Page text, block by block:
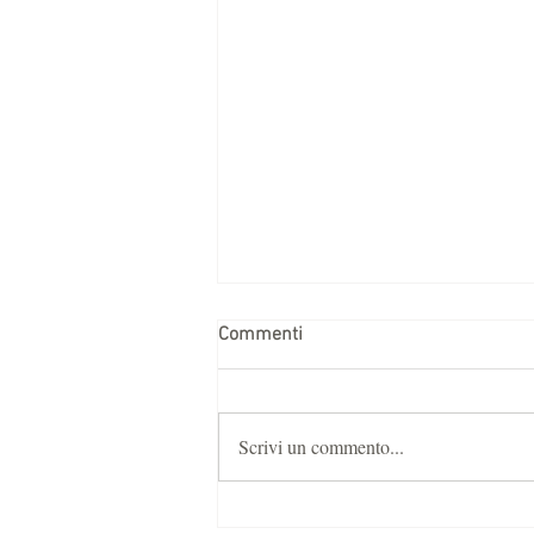
L'estate 2026 è qui
Commenti
Scrivi un commento...